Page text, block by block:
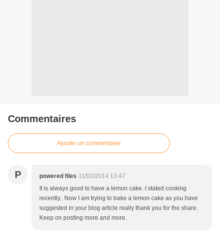
Commentaires
Ajouter un commentaire
P powered files 11/03/2014 13:47
It is always good to have a lemon cake. I stated cooking
recently.. Now I am trying to bake a lemon cake as you have
suggested in your blog article really thank you for the share.
Keep on posting more and more.